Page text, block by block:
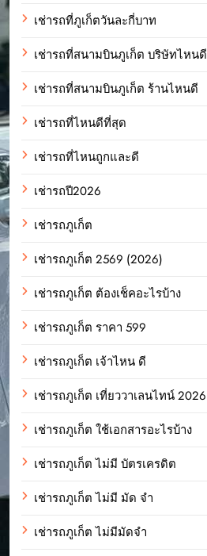
เช่ารถที่ภูเก็ตวันละกี่บาท
เช่ารถที่สนามบินภูเก็ต บริษัทไหนดี
เช่ารถที่สนามบินภูเก็ต ร้านไหนดี
เช่ารถที่ไหนดีที่สุด
เช่ารถที่ไหนถูกและดี
เช่ารถปี2026
เช่ารถภูเก็ต
เช่ารถภูเก็ต 2569 (2026)
เช่ารถภูเก็ต ต้องเช็คอะไรบ้าง
เช่ารถภูเก็ต ราคา 599
เช่ารถภูเก็ต เจ้าไหน ดี
เช่ารถภูเก็ต เที่ยววาเลนไทน์ 2026
เช่ารถภูเก็ต ใช้เอกสารอะไรบ้าง
เช่ารถภูเก็ต ไม่มี บัตรเครดิต
เช่ารถภูเก็ต ไม่มี มัด จํา
เช่ารถภูเก็ต ไม่มีมัดจำ